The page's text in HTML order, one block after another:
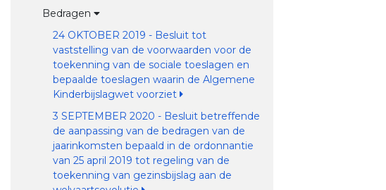
Bedragen
24 OKTOBER 2019 - Besluit tot
vaststelling van de voorwaarden voor de
toekenning van de sociale toeslagen en
bepaalde toeslagen waarin de Algemene
Kinderbijslagwet voorziet
3 SEPTEMBER 2020 - Besluit betreffende
de aanpassing van de bedragen van de
jaarinkomsten bepaald in de ordonnantie
van 25 april 2019 tot regeling van de
toekenning van gezinsbijslag aan de